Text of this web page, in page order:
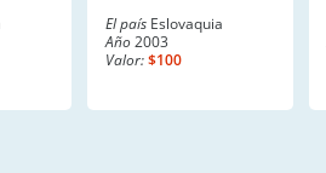
El país Eslovaquia
Año2003
Valor:$100